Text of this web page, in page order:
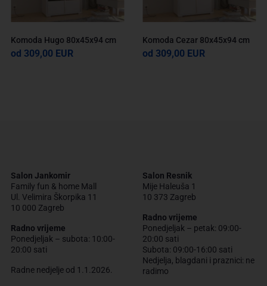
Komoda Hugo 80x45x94 cm
od 309,00 EUR
Komoda Cezar 80x45x94 cm
od 309,00 EUR
Salon Jankomir
Family fun & home Mall
Ul. Velimira Škorpika 11
10 000 Zagreb
Radno vrijeme
Ponedjeljak – subota: 10:00-
20:00 sati
Radne nedjelje od 1.1.2026.
Salon Resnik
Mije Haleuša 1
10 373 Zagreb
Radno vrijeme
Ponedjeljak – petak: 09:00-
20:00 sati
Subota: 09:00-16:00 sati
Nedjelja, blagdani i praznici: ne
radimo